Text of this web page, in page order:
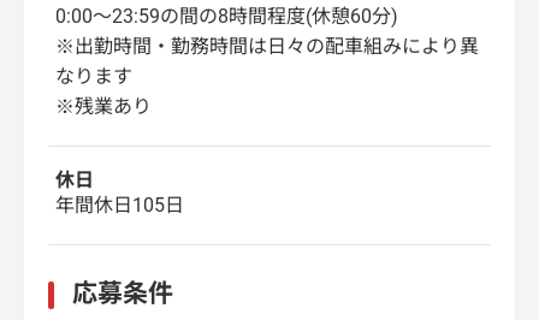
0:00～23:59の間の8時間程度(休憩60分)
※出勤時間・勤務時間は日々の配車組みにより異
なります
※残業あり
休日
年間休日105日
応募条件